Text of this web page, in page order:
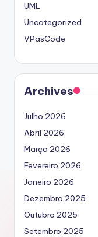
UML
Uncategorized
VPasCode
Archives
Julho 2026
Abril 2026
Março 2026
Fevereiro 2026
Janeiro 2026
Dezembro 2025
Outubro 2025
Setembro 2025